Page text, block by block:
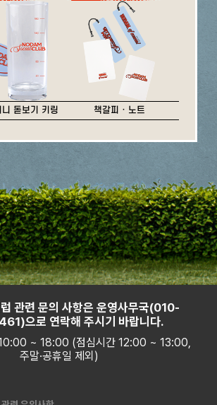
니 돋보기 키링 책갈피 · 노트
관련 문의 사항은 운영사무국(010-
으로 연락해 주시기 바랍니다.
~ 18:00 (점심시간 12:00 ~ 13:00,
주말·공휴일 제외)